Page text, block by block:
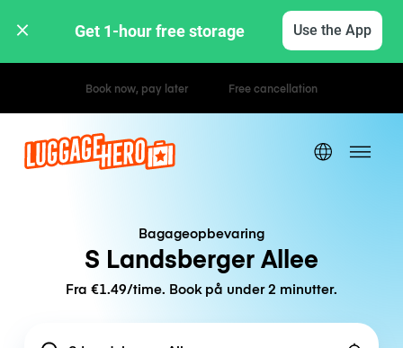
Get 1-hour free storage Use the App
Hourly / Daily Rates
Bagageopbevaring
S Landsberger Allee
Fra €1.49/time. Book på under 2 minutter.